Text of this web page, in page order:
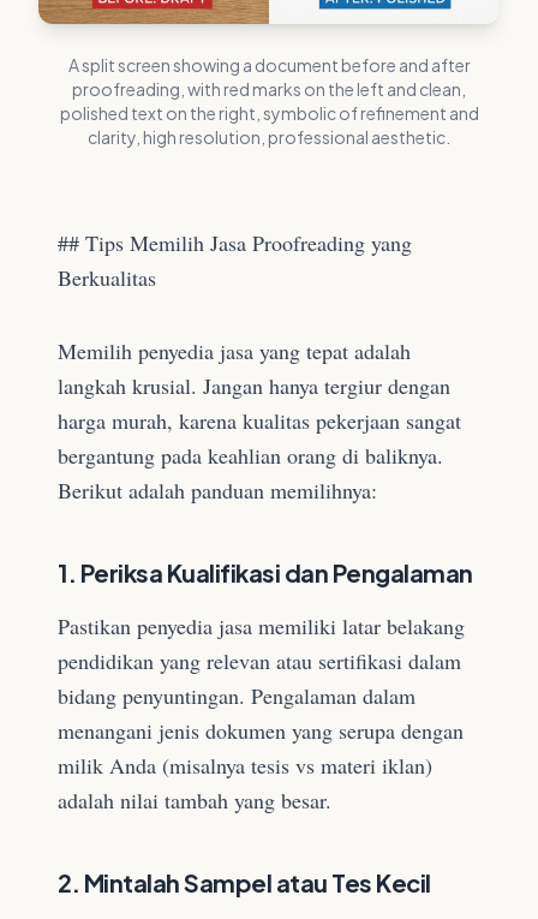
A split screen showing a document before and after
proofreading, with red marks on the left and clean,
polished text on the right, symbolic of refinement and
clarity, high resolution, professional aesthetic.
## Tips Memilih Jasa Proofreading yang
Berkualitas
Memilih penyedia jasa yang tepat adalah
langkah krusial. Jangan hanya tergiur dengan
harga murah, karena kualitas pekerjaan sangat
bergantung pada keahlian orang di baliknya.
Berikut adalah panduan memilihnya:
1. Periksa Kualifikasi dan Pengalaman
Pastikan penyedia jasa memiliki latar belakang
pendidikan yang relevan atau sertifikasi dalam
bidang penyuntingan. Pengalaman dalam
menangani jenis dokumen yang serupa dengan
milik Anda (misalnya tesis vs materi iklan)
adalah nilai tambah yang besar.
2. Mintalah Sampel atau Tes Kecil